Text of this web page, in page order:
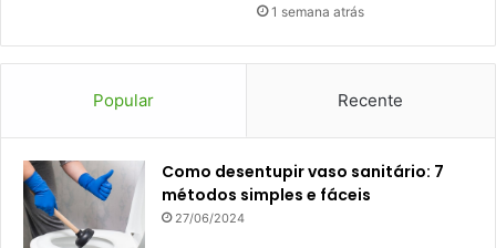
1 semana atrás
Popular Recente
Como desentupir vaso sanitário: 7
métodos simples e fáceis
27/06/2024